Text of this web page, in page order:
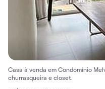
Casa à venda em Condomínio
churrasqueira e closet.